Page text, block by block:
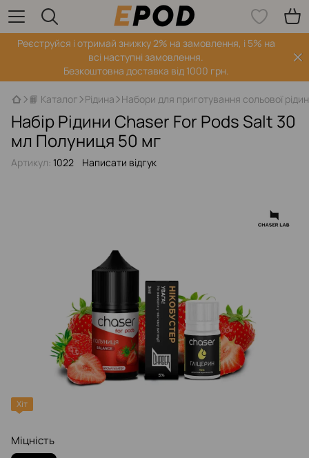
Реєструйся і отримай знижку 2% на замовлення, і 5% на
всі наступні замовлення.
Безкоштовна доставка від 1000 грн.
📙 Каталог Рідина Набори для приготування сольової
Набір Рідини Chaser For Pods Salt 30
мл Полуниця 50 мг
Артикул: 1022 Написати відгук
Хіт
Міцність